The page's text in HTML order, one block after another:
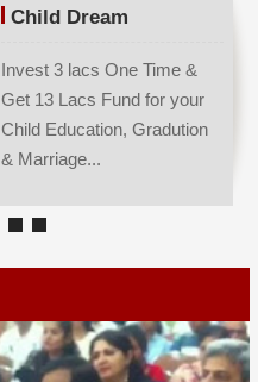
Child Dream
Invest 3 lacs One Time &
Get 13 Lacs Fund for your
Child Education, Gradution
& Marriage...